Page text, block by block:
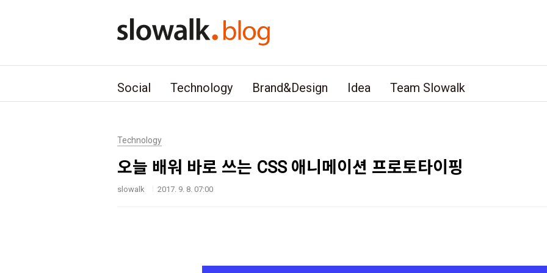
Social Technology Brand&Design Idea Team Slowalk
Technology
오늘 배워 바로 쓰는 CSS 애니메이션 프로토타이핑
slowalk 2017. 9. 8. 07:00